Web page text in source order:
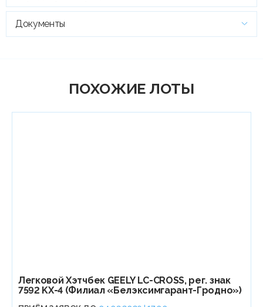
Документы
ПОХОЖИЕ ЛОТЫ
Легковой Хэтчбек GEELY LC-CROSS, рег. знак
7592 KX-4 (Филиал «Белэксимгарант-Гродно»)